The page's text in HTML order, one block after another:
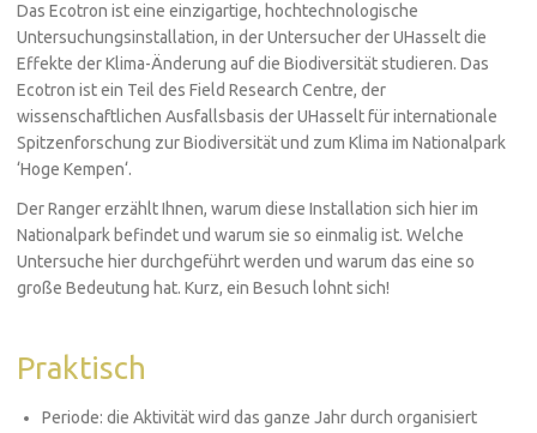
Das Ecotron ist eine einzigartige, hochtechnologische
Untersuchungsinstallation, in der Untersucher der UHasselt die
Effekte der Klima-Änderung auf die Biodiversität studieren. Das
Ecotron ist ein Teil des Field Research Centre, der
wissenschaftlichen Ausfallsbasis der UHasselt für internationale
Spitzenforschung zur Biodiversität und zum Klima im Nationalpark
‘Hoge Kempen‘.
Der Ranger erzählt Ihnen, warum diese Installation sich hier im
Nationalpark befindet und warum sie so einmalig ist. Welche
Untersuche hier durchgeführt werden und warum das eine so
große Bedeutung hat. Kurz, ein Besuch lohnt sich!
Praktisch
Periode: die Aktivität wird das ganze Jahr durch organisiert